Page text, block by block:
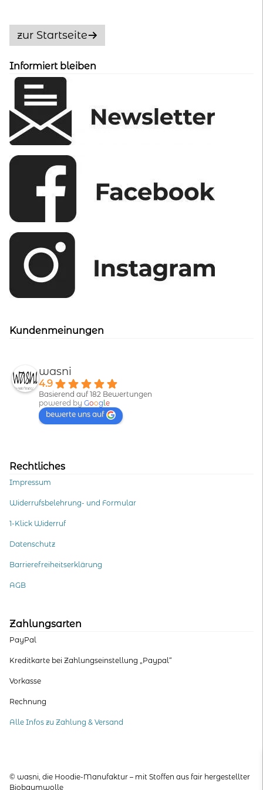
werden
zur Startseite
Informiert bleiben
Kundenmeinungen
wasni
4.9
Basierend auf 182 Bewertungen
powered by Goog le
bewerte uns auf
Rechtliches
Impressum
Widerrufsbelehrung- und Formular
1-Klick Widerruf
Datenschutz
Barrierefreiheitserklärung
AGB
Zahlungsarten
PayPal
Kreditkarte bei Zahlungseinstellung „Paypal“
Vorkasse
Rechnung
Alle Infos zu Zahlung & Versand
© wasni, die Hoodie-Manufaktur – mit Stoffen aus fair hergestellter
Biobaumwolle